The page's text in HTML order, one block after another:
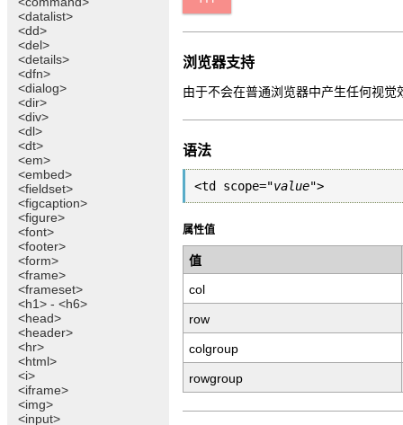
<datalist>
<dd>
<del>
<details>
<dfn>
<dialog>
<dir>
<div>
<dl>
<dt>
<em>
<embed>
<fieldset>
<figcaption>
<figure>
<font>
<footer>
<form>
<frame>
<frameset>
<h1> - <h6>
<head>
<header>
<hr>
<html>
<i>
<iframe>
<img>
<input>
浏览器支持
由于不会在普通浏览器中产生任何视
语法
<td scope="value">
属性值
值
col
row
colgroup
rowgroup